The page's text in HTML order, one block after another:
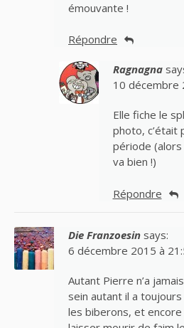
émouvante !
Répondre
Ragnagna
10 décembre
Elle fiche le
photo, c’était
période
va bien !)
Répondre
Die Franzoesin says:
6 décembre 2015 à
Autant Pierre n’a
sein autant il a
les biberons, et encore